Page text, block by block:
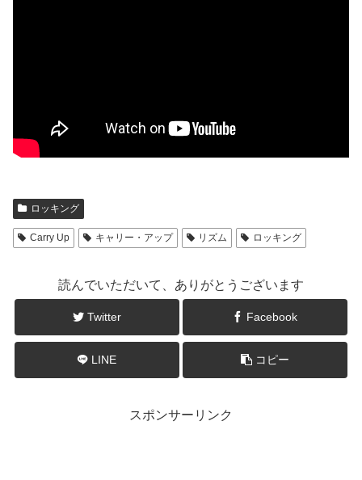
ロッキング
Carry Up キャリー・アップ リズム ロッキング
読んでいただいて、ありがとうございます
Twitter Facebook
LINE コピー
スポンサーリンク